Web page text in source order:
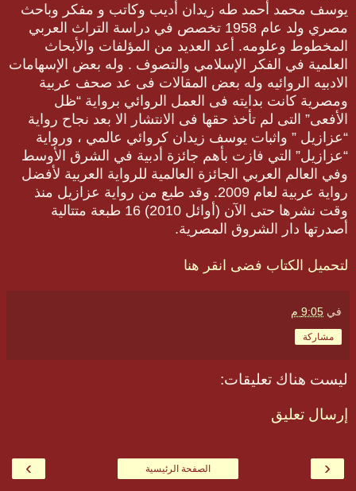
يوسف محمد أحمد طه زيدان أديب وكاتب و مفكر وباحث
مصري ولد عام 1958 تخصص في دراسة التراث العربي
المخطوط وعلومه. أعد العديد من المؤلفات والأبحاث
العلمية في الفكر الإسلامي والتصوف . وله بعض الإسهامات
الادبيه الروائيه وله بعض المقالات فى عد صحف عربية
ومصرية كانت بدايته فى العمل الروائي برواية “ظل
الأفعى” التى لم تأخذ حقها فى الانتشار الا بعد نجاح رواية
“عزازيل ” واثبات يوسف زيدان كروائي عالمي ، ورواية
“عزازيل” التي فازت بأهم جائزة أدبية في الشرق الأوسط
وفي العالم العربي الجائزة العالمية للرواية العربية لأفضل
رواية عربية لعام 2009. وقد طبع من رواية عزازيل منذ
وقت نشرها حتى الآن (أوائل 2010) 16 طبعة متتالية
أصدرتها دار الشروق المصرية.
لتحميل الكتاب فضى انقر هنا
في 9:05 م
مشاركة
ليست هناك تعليقات:
إرسال تعليق
‹
› الصفحة الرئيسية